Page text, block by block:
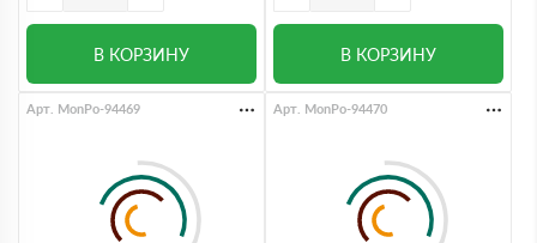
В КОРЗИНУ В КОРЗИНУ
Арт. MonPo-94469 Арт. MonPo-94470